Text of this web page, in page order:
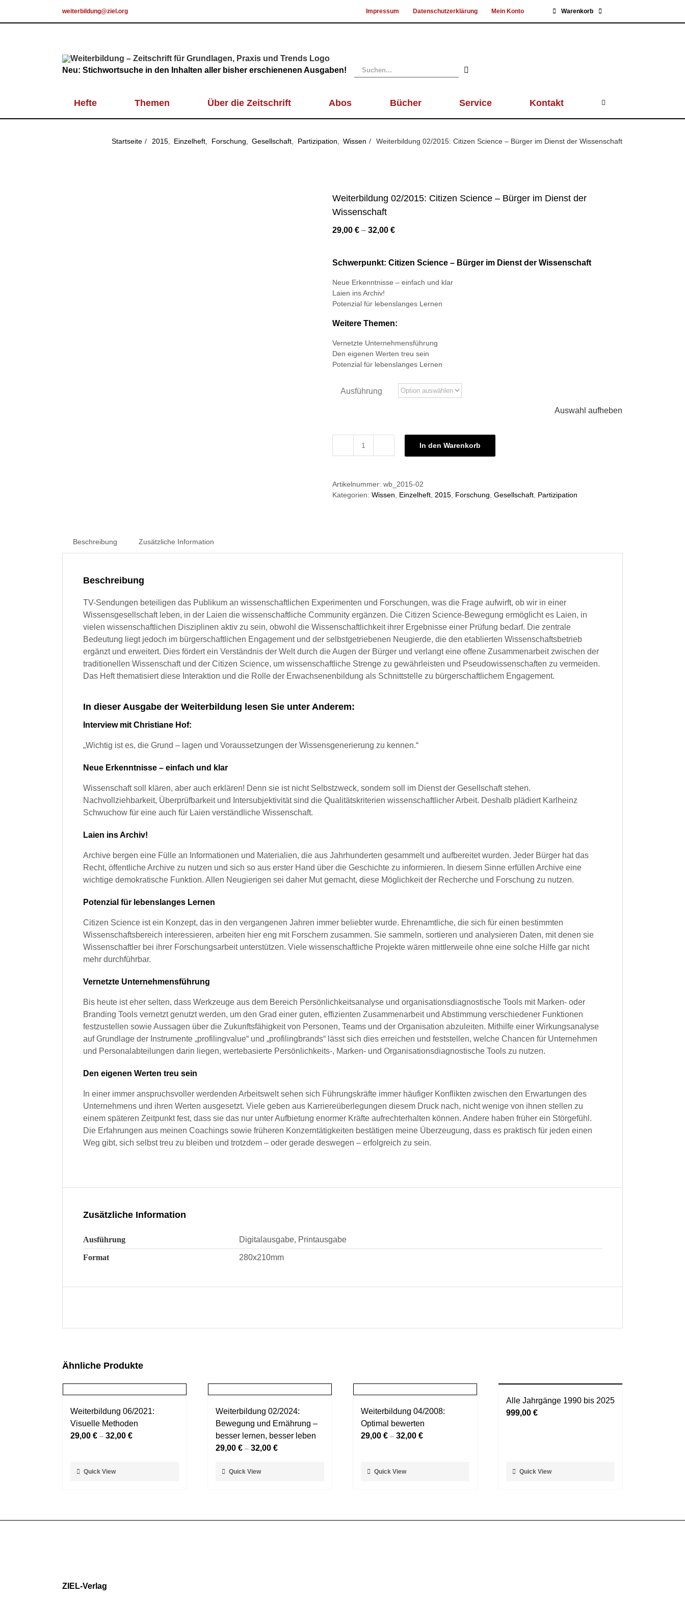
weiterbildung@ziel.org Impressum Datenschutzerklärung Mein Konto Warenkorb
Neu: Stichwortsuche in den Inhalten aller bisher erschienenen Ausgaben!
Suche
nach:
Hefte Themen Über die Zeitschrift Abos Bücher Service Kontakt
Startseite 2015 Einzelheft Forschung Gesellschaft Partizipation Wissen Weiterbildung 02/2015: Citizen Science – Bürger im Dienst der Wissenschaft
Weiterbildung 02/2015: Citizen Science – Bürger im Dienst der
Wissenschaft
29,00 € – 32,00 €
Schwerpunkt: Citizen Science – Bürger im Dienst der Wissenschaft
Neue Erkenntnisse – einfach und klar
Laien ins Archiv!
Potenzial für lebenslanges Lernen
Weitere Themen:
Vernetzte Unternehmensführung
Den eigenen Werten treu sein
Potenzial für lebenslanges Lernen
Ausführung
Auswahl aufheben
Weiterbildung
Science
–
In den Warenkorb
Artikelnummer: wb_2015-02
Kategorien: Wissen Einzelheft 2015 Forschung Gesellschaft Partizipation
Beschreibung Zusätzliche Information
Beschreibung
TV-Sendungen beteiligen das Publikum an wissenschaftlichen Experimenten und Forschungen, was die Frage aufwirft, ob wir in einer
Wissensgesellschaft leben, in der Laien die wissenschaftliche Community ergänzen. Die Citizen Science-Bewegung ermöglicht es Laien, in
vielen wissenschaftlichen Disziplinen aktiv zu sein, obwohl die Wissenschaftlichkeit ihrer Ergebnisse einer Prüfung bedarf. Die zentrale
Bedeutung liegt jedoch im bürgerschaftlichen Engagement und der selbstgetriebenen Neugierde, die den etablierten Wissenschaftsbetrieb
ergänzt und erweitert. Dies fördert ein Verständnis der Welt durch die Augen der Bürger und verlangt eine offene Zusammenarbeit zwischen der
traditionellen Wissenschaft und der Citizen Science, um wissenschaftliche Strenge zu gewährleisten und Pseudowissenschaften zu vermeiden.
Das Heft thematisiert diese Interaktion und die Rolle der Erwachsenenbildung als Schnittstelle zu bürgerschaftlichem Engagement.
In dieser Ausgabe der Weiterbildung lesen Sie unter Anderem:
Interview mit Christiane Hof:
„Wichtig ist es, die Grund – lagen und Voraussetzungen der Wissensgenerierung zu kennen.“
Neue Erkenntnisse – einfach und klar
Wissenschaft soll klären, aber auch erklären! Denn sie ist nicht Selbstzweck, sondern soll im Dienst der Gesellschaft stehen.
Nachvollziehbarkeit, Überprüfbarkeit und Intersubjektivität sind die Qualitätskriterien wissenschaftlicher Arbeit. Deshalb plädiert Karlheinz
Schwuchow für eine auch für Laien verständliche Wissenschaft.
Laien ins Archiv!
Archive bergen eine Fülle an Informationen und Materialien, die aus Jahrhunderten gesammelt und aufbereitet wurden. Jeder Bürger hat das
Recht, öffentliche Archive zu nutzen und sich so aus erster Hand über die Geschichte zu informieren. In diesem Sinne erfüllen Archive eine
wichtige demokratische Funktion. Allen Neugierigen sei daher Mut gemacht, diese Möglichkeit der Recherche und Forschung zu nutzen.
Potenzial für lebenslanges Lernen
Citizen Science ist ein Konzept, das in den vergangenen Jahren immer beliebter wurde. Ehrenamtliche, die sich für einen bestimmten
Wissenschaftsbereich interessieren, arbeiten hier eng mit Forschern zusammen. Sie sammeln, sortieren und analysieren Daten, mit denen sie
Wissenschaftler bei ihrer Forschungsarbeit unterstützen. Viele wissenschaftliche Projekte wären mittlerweile ohne eine solche Hilfe gar nicht
mehr durchführbar.
Vernetzte Unternehmensführung
Bis heute ist eher selten, dass Werkzeuge aus dem Bereich Persönlichkeitsanalyse und organisationsdiagnostische Tools mit Marken- oder
Branding Tools vernetzt genutzt werden, um den Grad einer guten, effizienten Zusammenarbeit und Abstimmung verschiedener Funktionen
festzustellen sowie Aussagen über die Zukunftsfähigkeit von Personen, Teams und der Organisation abzuleiten. Mithilfe einer Wirkungsanalyse
auf Grundlage der Instrumente „profilingvalue“ und „profilingbrands“ lässt sich dies erreichen und feststellen, welche Chancen für Unternehmen
und Personalabteilungen darin liegen, wertebasierte Persönlichkeits-, Marken- und Organisationsdiagnostische Tools zu nutzen.
Den eigenen Werten treu sein
In einer immer anspruchsvoller werdenden Arbeitswelt sehen sich Führungskräfte immer häufiger Konflikten zwischen den Erwartungen des
Unternehmens und ihren Werten ausgesetzt. Viele geben aus Karriereüberlegungen diesem Druck nach, nicht wenige von ihnen stellen zu
einem späteren Zeitpunkt fest, dass sie das nur unter Aufbietung enormer Kräfte aufrechterhalten können. Andere haben früher ein Störgefühl.
Die Erfahrungen aus meinen Coachings sowie früheren Konzerntätigkeiten bestätigen meine Überzeugung, dass es praktisch für jeden einen
Weg gibt, sich selbst treu zu bleiben und trotzdem – oder gerade deswegen – erfolgreich zu sein.
Zusätzliche Information
Ausführung Digitalausgabe, Printausgabe
Format 280x210mm
Ähnliche Produkte
Weiterbildung 06/2021:
Visuelle Methoden
29,00 € – 32,00 €
Produkt
auf.
Produktseite
Quick View
Weiterbildung 02/2024:
Bewegung und Ernährung –
besser lernen, besser leben
29,00 € – 32,00 €
Produkt
auf.
Quick View
Weiterbildung 04/2008:
Optimal bewerten
29,00 € – 32,00 €
Produkt
auf.
Quick View
Alle Jahrgänge 1990 bis 2025
999,00 €
Produkt
auf.
Quick View
ZIEL-Verlag